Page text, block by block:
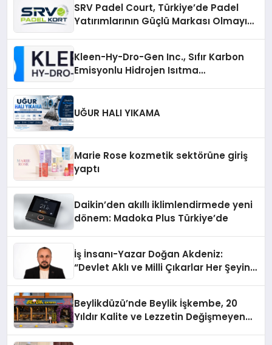
SRV Padel Court, Türkiye’de Padel
Yatırımlarının Güçlü Markası Olmayı
Kleen-Hy-Dro-Gen Inc., Sıfır Karbon
Emisyonlu Hidrojen Isıtma
UĞUR HALI YIKAMA
Marie Rose kozmetik sektörüne giriş
yaptı
Daikin’den akıllı iklimlendirmede yeni
dönem: Madoka Plus Türkiye’de
İş İnsanı-Yazar Doğan Akdeniz:
“Devlet Aklı ve Milli Çıkarlar Her Şeyin
Beylikdüzü’nde Beylik İşkembe, 20
Yıldır Kalite ve Lezzetin Değişmeyen